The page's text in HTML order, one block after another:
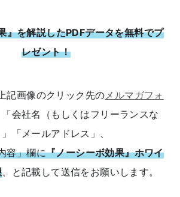
』を解説したPDFデータを無料でプ
レゼント！
記画像のクリック先の メルマガフォ
会社名（もしくはフリーランスな
「メールアドレス」、
容」欄に『ノーシーボ効果』ホワイ
、と記載して送信をお願いします。